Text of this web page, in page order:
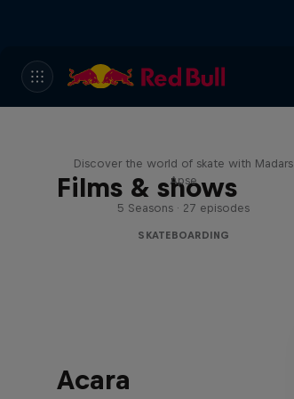
Films & shows
Discover the world of skate with Madars
Apse
5 Seasons · 27 episodes
SKATEBOARDING
Acara